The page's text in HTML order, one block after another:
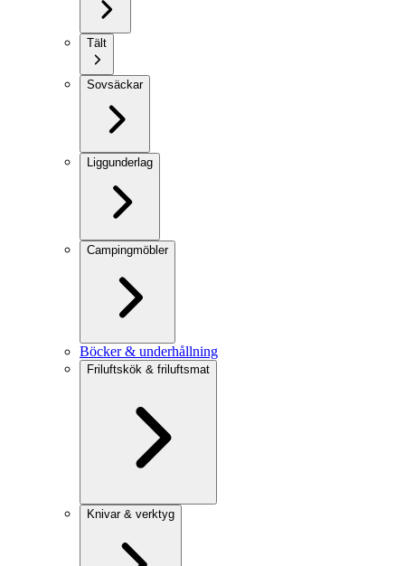
Tält
Sovsäckar
Liggunderlag
Campingmöbler
Böcker & underhållning
Friluftskök & friluftsmat
Knivar & verktyg